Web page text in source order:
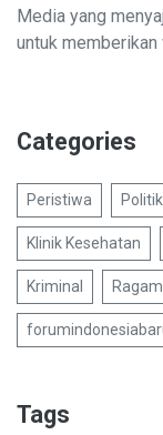
Media yang
untuk
Categories
Peristiwa Politik
Klinik Kesehatan
Kriminal Ragam
Tags